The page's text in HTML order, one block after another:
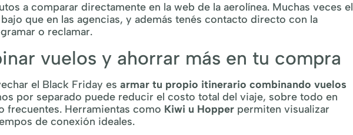
a comparar directamente en la web de la aerolínea. Muchas veces el
que en las agencias, y además tenés contacto directo con la
o reclamar.
vuelos y ahorrar más en tu compra
el Black Friday es armar tu propio itinerario combinando vuelos
por separado puede reducir el costo total del viaje, sobre todo en
frecuentes. Herramientas como Kiwi u Hopper permiten visualizar
de conexión ideales.